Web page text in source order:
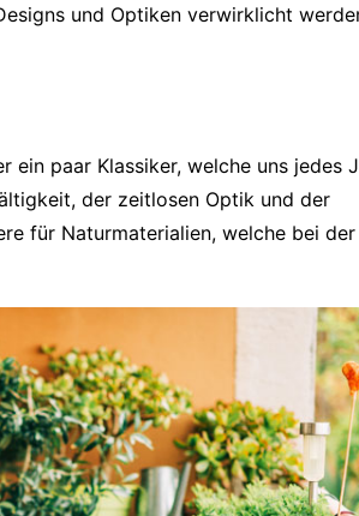
und Optiken verwirklicht
ein paar Klassiker, welche uns jedes
der zeitlosen Optik und der
für Naturmaterialien, welche bei der